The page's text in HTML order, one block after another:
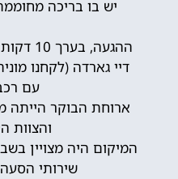
יש בו בריכה
עם
ארוחת הבוקר הייתה
והצוות
המיקום היה מצויין
שירותי